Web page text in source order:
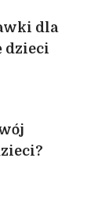
dla
dzieci